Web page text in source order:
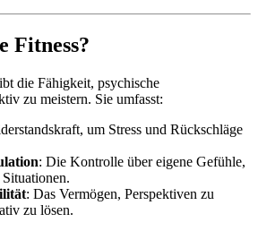
Fitness?
die Fähigkeit, psychische
zu meistern. Sie umfasst:
um Stress und Rückschläge
: Die Kontrolle über eigene Gefühle,
: Das Vermögen, Perspektiven zu
zu lösen.